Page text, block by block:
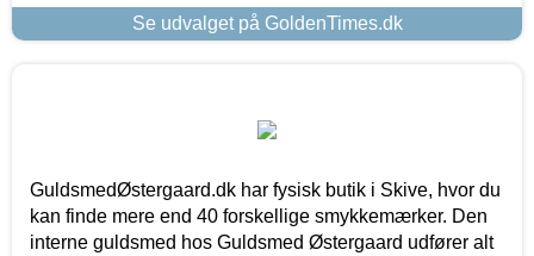
Se udvalget på GoldenTimes.dk
GuldsmedØstergaard.dk har fysisk butik i Skive, hvor du
kan finde mere end 40 forskellige smykkemærker. Den
interne guldsmed hos Guldsmed Østergaard udfører alt